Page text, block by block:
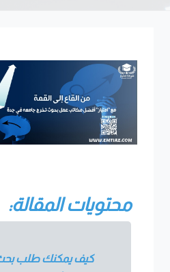
محتويات المقالة:
كيف يمكنك طلب